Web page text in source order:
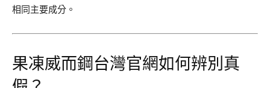
相同主要成分。
果凍威而鋼台灣官網如何辨別真